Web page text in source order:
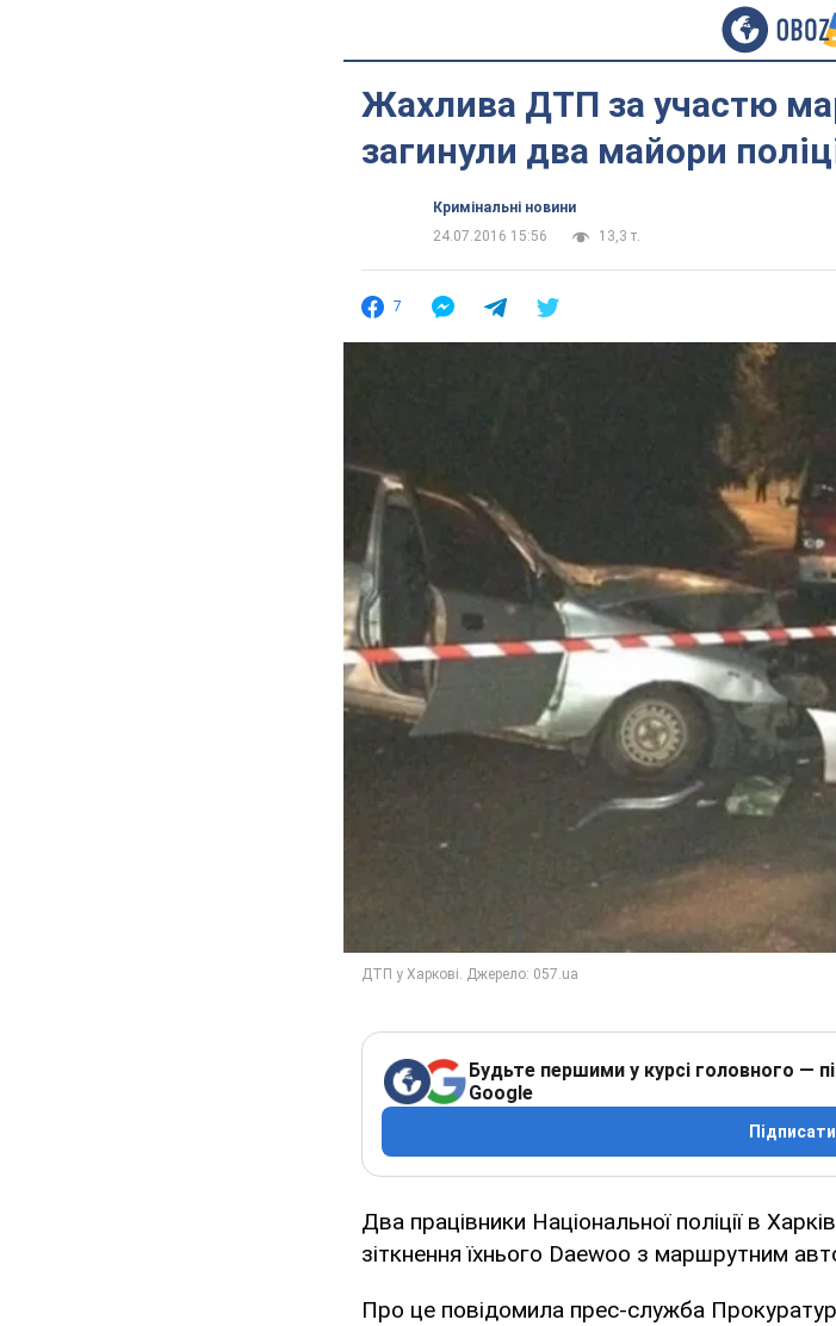
Жахлива ДТП за участю
загинули два майори
Кримінальні новини
24.07.2016 15:56
13,3 т.
7
Будьте першими у курсі головного —
Google
Два працівники Національної поліції в
зіткнення їхнього Daewoo з маршрутним
Про це повідомила прес-служба